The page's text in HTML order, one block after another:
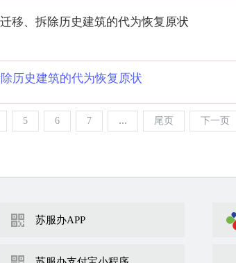
移、拆除历史建筑的代为恢复原状
历史建筑的代为恢复原状
5 6 7 … 尾页 下一页
苏服办APP